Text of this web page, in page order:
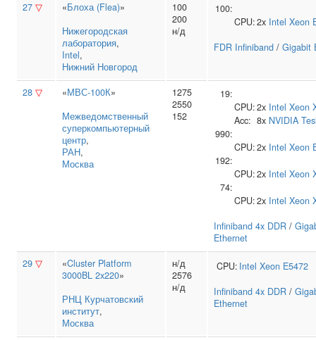
27 ▽ «Блоха (Flea)»
Нижегородская
лаборатория,
Intel,
Нижний Новгород
100
200
н/д
100:
CPU:2x Intel Xeon
FDR Infiniband / Gigabit
28 ▽ «МВС-100К»
Межведомственный
суперкомпьютерный
центр,
РАН,
Москва
1275
2550
152
19:
CPU:2x Intel Xeon
Acc: 8x NVIDIA
990:
CPU:2x Intel Xeon
192:
CPU:2x Intel Xeon
74:
CPU:2x Intel Xeon
Infiniband 4x DDR /
Ethernet
29 ▽ «Cluster Platform
3000BL 2x220»
РНЦ Курчатовский
институт,
Москва
н/д
2576
н/д
CPU: Intel Xeon E5472
Infiniband 4x DDR /
Ethernet